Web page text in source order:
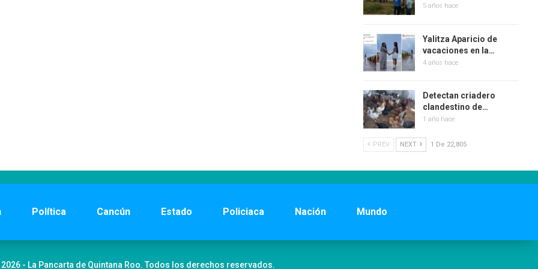
5 años hace
Yalitza Aparicio de
vacaciones en la…
4 años hace
Detectan criadero
clandestino de…
1 año hace
PREV NEXT 1 De 22,805
Política Cancún Estado Policiaca Nación Mundo
- La Pancarta de Quintana Roo. Todos los derechos reservados.